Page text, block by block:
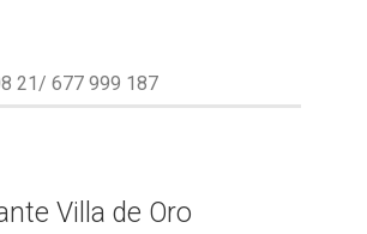
21/ 677 999 187
Villa de Oro